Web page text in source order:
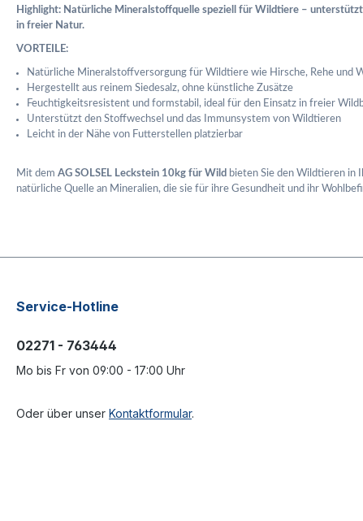
Highlight: Natürliche Mineralstoffquelle speziell für Wildtiere –
in freier Natur.
VORTEILE:
Natürliche Mineralstoffversorgung für Wildtiere wie Hirsche, Rehe und
Hergestellt aus reinem Siedesalz, ohne künstliche Zusätze
Feuchtigkeitsresistent und formstabil, ideal für den Einsatz in freier
Unterstützt den Stoffwechsel und das Immunsystem von Wildtieren
Leicht in der Nähe von Futterstellen platzierbar
Mit dem AG SOLSEL Leckstein 10kg für Wild bieten Sie den Wildtieren in
natürliche Quelle an Mineralien, die sie für ihre Gesundheit und ihr
Service-Hotline
02271 - 763444
Mo bis Fr von 09:00 - 17:00 Uhr
Oder über unser Kontaktformular.